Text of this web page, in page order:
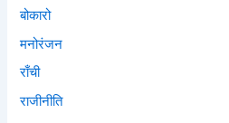
बोकारो
मनोरंजन
राँची
राजीनीति